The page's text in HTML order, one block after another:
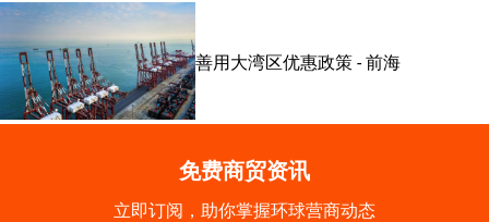
善用大湾区优惠政策 - 前海
免费商贸资讯
立即订阅，助你掌握环球营商动态